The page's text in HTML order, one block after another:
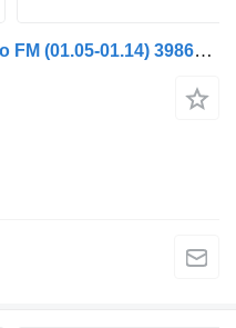
Стабилизираща щанга Volvo FM (01.05-01.14) 3986432 21618957 за влекач Volvo FM7-FM12, FM, FMX (1998-2014)